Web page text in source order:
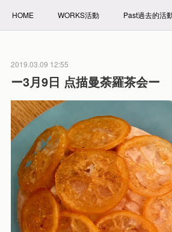
HOME WORKS活動 Past過去的活
2019.03.09 12:55
ー3月9日 点描曼荼羅茶会ー